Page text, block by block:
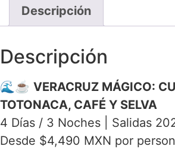
Descripción
Descripción
🌊☕ VERACRUZ MÁGICO:
TOTONACA, CAFÉ Y SELVA
4 Días / 3 Noches | Salidas
Desde $4,490 MXN por